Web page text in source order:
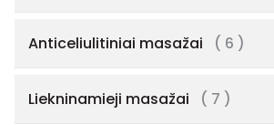
Anticeliulitiniai masažai ( 6 )
Liekninamieji masažai ( 7 )